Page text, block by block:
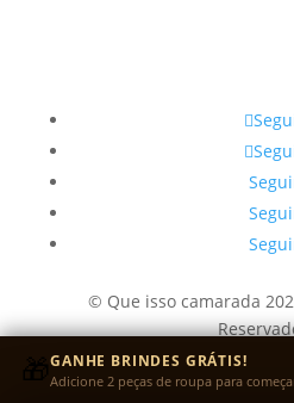
© Que isso camarada
CNPJ:
Endereço: Rua Ipuã, Vila
🎁GANHE BRINDES GRÁTIS!
Adicione 2 peças de roupa para